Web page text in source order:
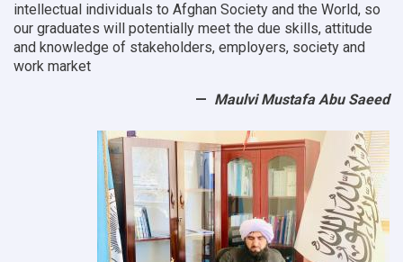
intellectual individuals to Afghan Society and the World, so
our graduates will potentially meet the due skills, attitude
and knowledge of stakeholders, employers, society and
work market
Maulvi Mustafa Abu Saeed